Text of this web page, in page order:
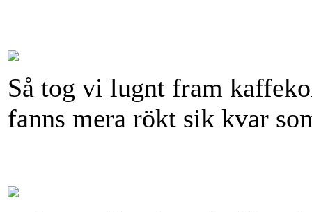
Så tog vi lugnt fram
fanns mera rökt sik kvar